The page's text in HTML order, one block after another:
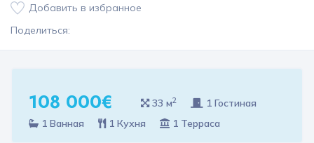
Добавить в избранное
Поделиться:
108 000€ 33 м2
1 Гостиная
1 Ванная
1 Кухня 1 Терраса